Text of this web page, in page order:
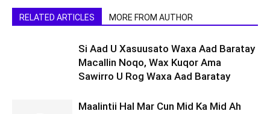
RELATED ARTICLES MORE FROM AUTHOR
Si Aad U Xasuusato Waxa Aad Baratay
Macallin Noqo, Wax Kuqor Ama
Sawirro U Rog Waxa Aad Baratay
Maalintii Hal Mar Cun Mid Ka Mid Ah